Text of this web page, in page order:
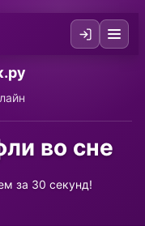
во сне
за 30 секунд!